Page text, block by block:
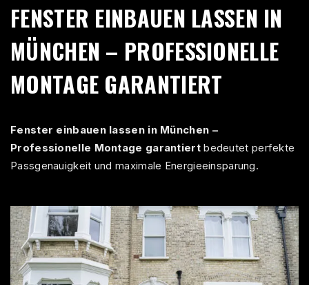
FENSTER EINBAUEN LASSEN IN
MÜNCHEN – PROFESSIONELLE
MONTAGE GARANTIERT
Fenster einbauen lassen in München –
Professionelle Montage garantiertbedeutet perfekte
Passgenauigkeit und maximale Energieeinsparung.